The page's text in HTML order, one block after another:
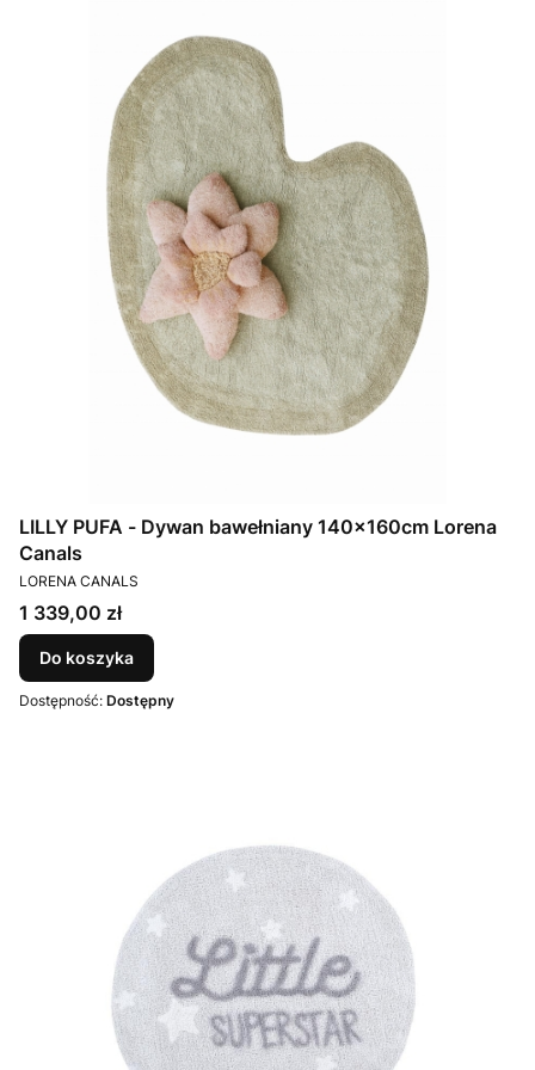
LILLY PUFA - Dywan bawełniany 140x160cm Lorena
Canals
PRODUCENT
LORENA CANALS
Cena
1 339,00 zł
Do koszyka
Dostępność: Dostępny